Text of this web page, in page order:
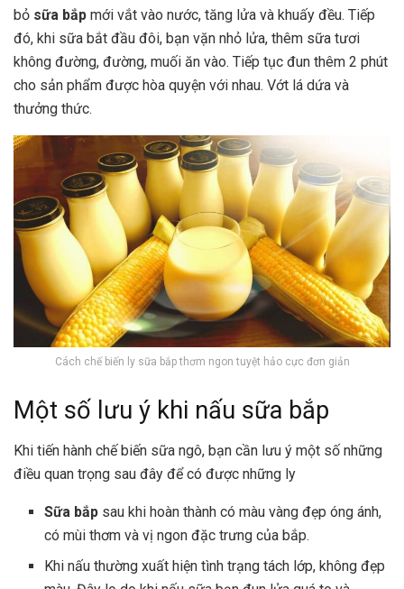
bỏ sữa bắp mới vắt vào nước, tăng lửa và khuấy đều. Tiếp
đó, khi sữa bắt đầu đôi, bạn vặn nhỏ lửa, thêm sữa tươi
không đường, đường, muối ăn vào. Tiếp tục đun thêm 2 phút
cho sản phẩm được hòa quyện với nhau. Vớt lá dứa và
thưởng thức.
Cách chế biến ly sữa bắp thơm ngon tuyệt hảo cực đơn giản
Một số lưu ý khi nấu sữa bắp
Khi tiến hành chế biến sữa ngô, bạn cần lưu ý một số những
điều quan trọng sau đây để có được những ly
Sữa bắp sau khi hoàn thành có màu vàng đẹp óng ánh,
có mùi thơm và vị ngon đặc trưng của bắp.
Khi nấu thường xuất hiện tình trạng tách lớp, không đẹp